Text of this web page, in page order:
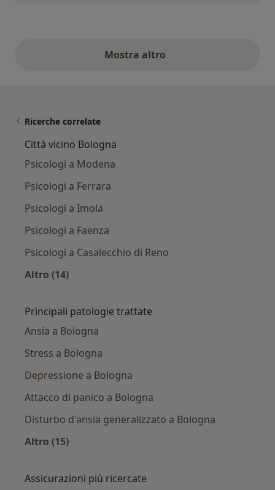
Mostra altroopinioni di cui sopra
Ricerche correlate
Città vicino Bologna
Psicologi a Modena
Psicologi a Ferrara
Psicologi a Imola
Psicologi a Faenza
Psicologi a Casalecchio di Reno
Altro (14)
Principali patologie trattate
Ansia a Bologna
Stress a Bologna
Depressione a Bologna
Attacco di panico a Bologna
Disturbo d'ansia generalizzato a Bologna
Altro (15)
Assicurazioni più ricercate